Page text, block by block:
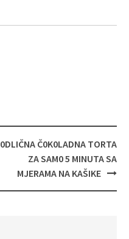
0DLIČNA Č0K0LADNA TORTA
ZA SAM0 5 MINUTA SA
MJERAMA NA KAŠIKE